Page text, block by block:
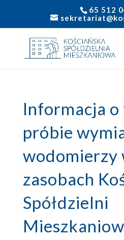
65 512
Informacja
próbie
wodomierzy
zasobach
Spółdzielni